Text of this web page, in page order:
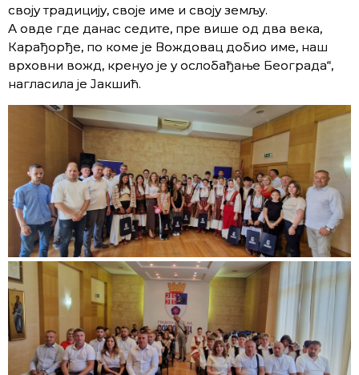
своју традицију, своје име и своју земљу.
А овде где данас седите, пре више од два века,
Карађорђе, по коме је Вождовац добио име, наш
врховни вожд, кренуо је у ослобађање Београда“,
нагласила је Јакшић.